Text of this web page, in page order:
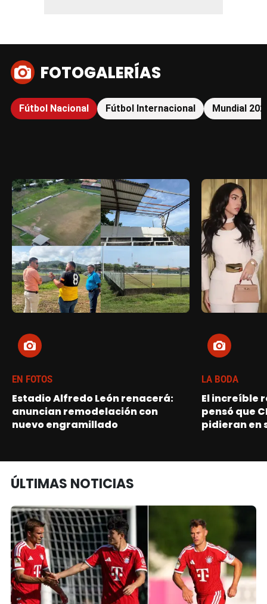
FOTOGALERÍAS
Fútbol Nacional Fútbol Internacional Mundial
EN FOTOS
Estadio Alfredo León renacerá:
anuncian remodelación con
nuevo engramillado
LA BODA
El increíble
pensó que
pidieran en
ÚLTIMAS NOTICIAS